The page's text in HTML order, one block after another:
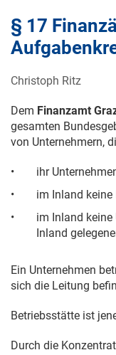
§ 17
Christoph Ritz
Dem Finanzamt
gesamten
von Unternehmern,
•
ihr
•
im Inland
•
im Inland keine
Inland
Ein Unternehmen
sich die Leitung
Betriebsstätte ist
Durch die